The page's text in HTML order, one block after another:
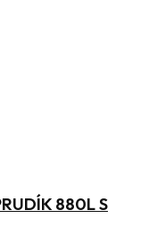
880L S